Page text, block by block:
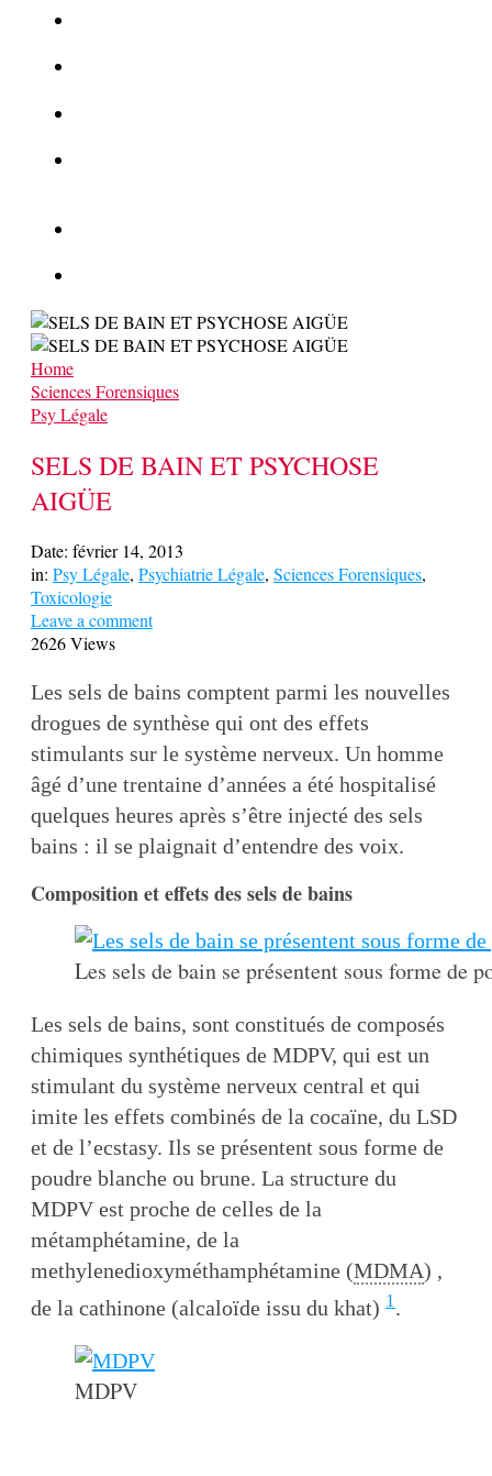
Home
Sciences Forensiques
Psy Légale
SELS DE BAIN ET PSYCHOSE
AIGÜE
Date: février 14, 2013
in: Psy Légale, Psychiatrie Légale, Sciences Forensiques,
Toxicologie
Leave a comment
2626 Views
Les sels de bains comptent parmi les nouvelles
drogues de synthèse qui ont des effets
stimulants sur le système nerveux. Un homme
âgé d’une trentaine d’années a été hospitalisé
quelques heures après s’être injecté des sels
bains : il se plaignait d’entendre des voix.
Composition et effets des sels de bains
Les sels de bain se présentent sous forme de
Les sels de bains, sont constitués de composés
chimiques synthétiques de MDPV, qui est un
stimulant du système nerveux central et qui
imite les effets combinés de la cocaïne, du LSD
et de l’ecstasy. Ils se présentent sous forme de
poudre blanche ou brune. La structure du
MDPV est proche de celles de la
métamphétamine, de la
methylenedioxyméthamphétamine (MDMA) ,
de la cathinone (alcaloïde issu du khat) 1.
MDPV